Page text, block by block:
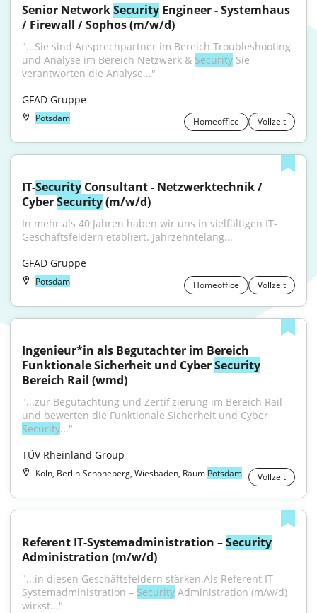
Senior Network Security Engineer - Systemhaus
/ Firewall / Sophos (m/w/d)
"...Sie sind Ansprechpartner im Bereich Troubleshooting
und Analyse im Bereich Netzwerk & Security Sie
verantworten die Analyse..."
GFAD Gruppe
Potsdam Homeoffice Vollzeit
IT-Security Consultant - Netzwerktechnik /
Cyber Security (m/w/d)
In mehr als 40 Jahren haben wir uns in vielfältigen IT-
Geschäftsfeldern etabliert. Jahrzehntelang...
GFAD Gruppe
Potsdam Homeoffice Vollzeit
Ingenieur*in als Begutachter im Bereich
Funktionale Sicherheit und Cyber Security
Bereich Rail (wmd)
"...zur Begutachtung und Zertifizierung im Bereich Rail
Security..."
TÜV Rheinland Group
Köln, Berlin-Schöneberg, Wiesbaden, Raum Potsdam Vollzeit
Referent IT-Systemadministration – Security
Administration (m/w/d)
"...in diesen Geschäftsfeldern stärken.Als Referent IT-
System­administration – Security Administration (m/w/d)
wirkst..."